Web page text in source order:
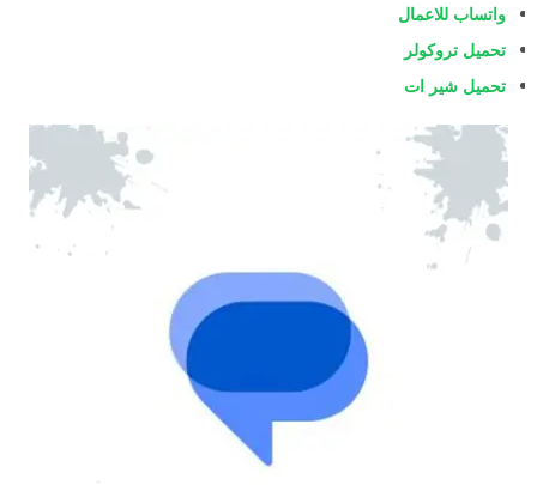
واتساب للاعمال
تحميل تروكولر
تحميل شير ات